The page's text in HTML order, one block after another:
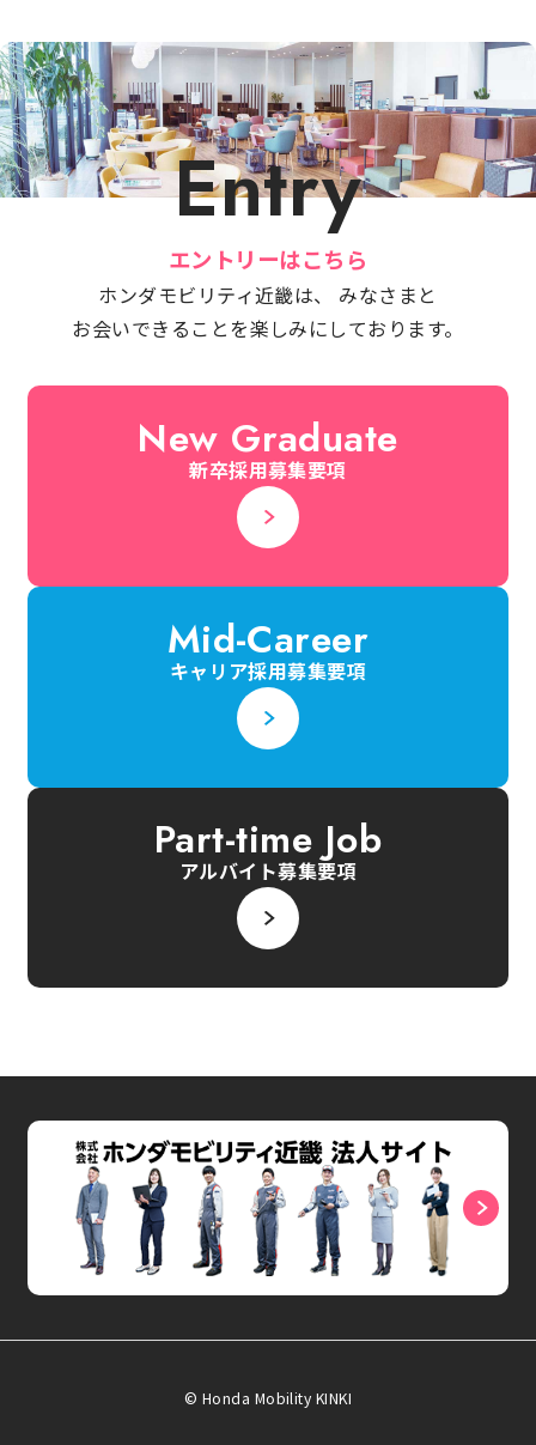
Entry
エントリーはこちら
ホンダモビリティ近畿は、 みなさまと
お会いできることを楽しみにしております。
New Graduate
新卒採用募集要項
Mid-Career
キャリア採用募集要項
Part-time Job
アルバイト募集要項
© Honda Mobility KINKI